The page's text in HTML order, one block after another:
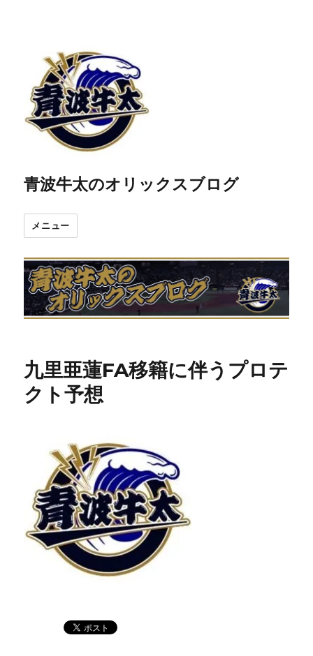
青波牛太のオリックスブログ
メニュー
九里亜蓮FA移籍に伴うプロテ
クト予想